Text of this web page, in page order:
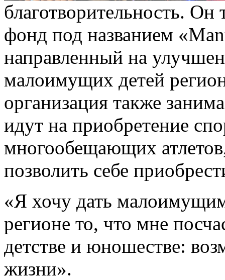
благотворительность.
фонд под названием
направленный на
малоимущих детей
организация также
идут на приобретение
многообещающих
позволить себе
«Я хочу дать
регионе то, что мне
детстве и юношестве:
жизни».